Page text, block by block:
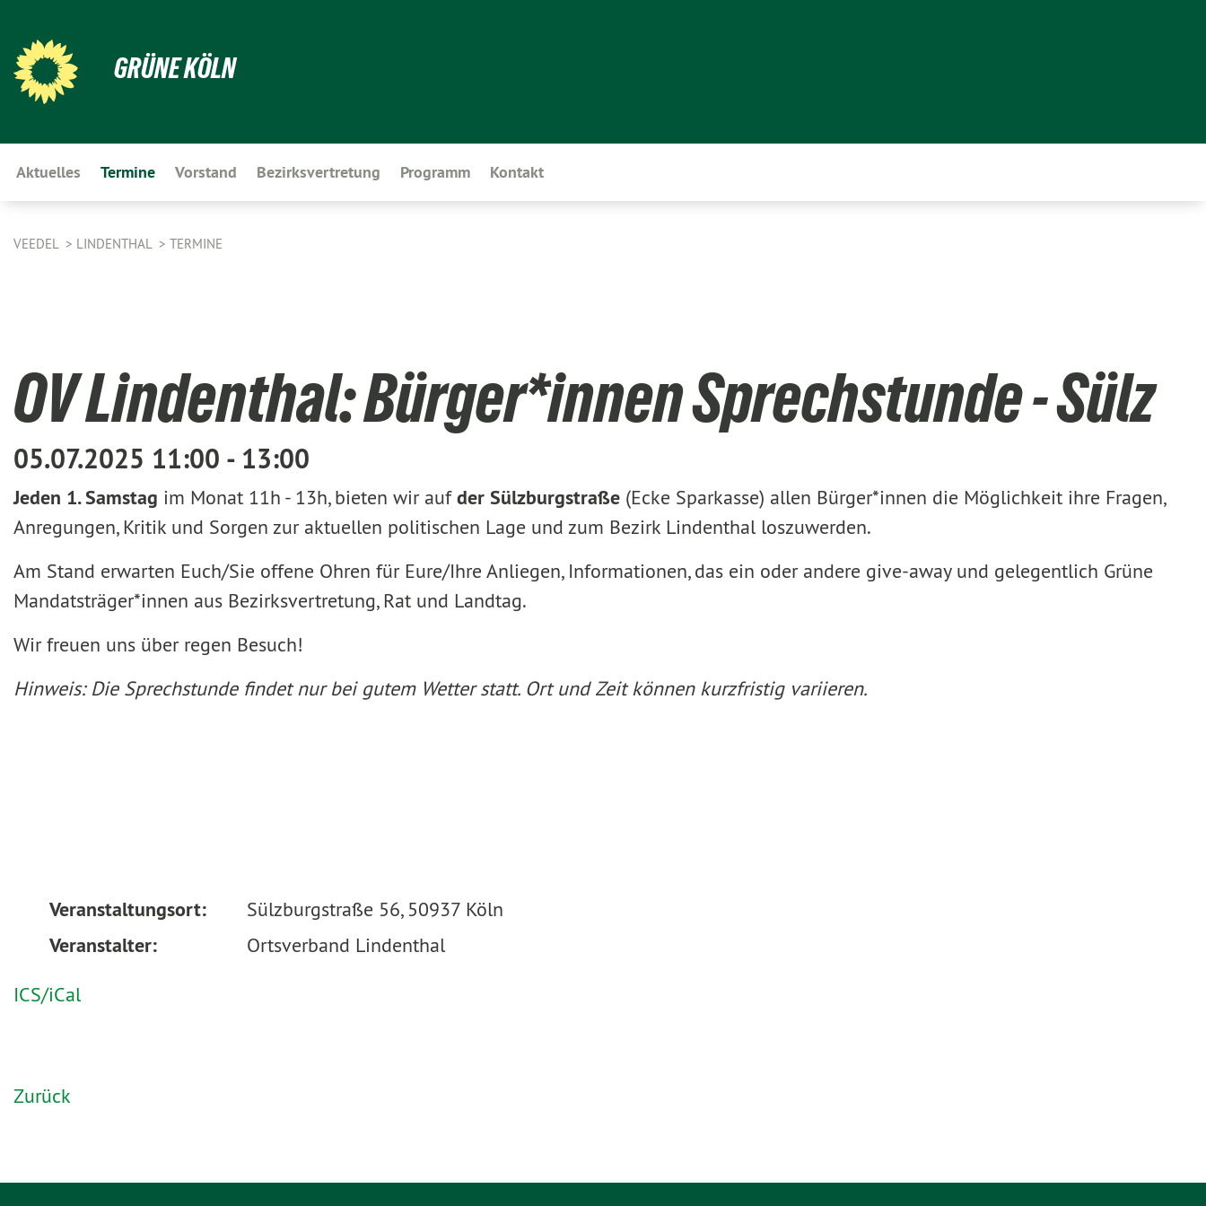
GRÜNE KÖLN
Aktuelles Termine Vorstand Bezirksvertretung Programm Kontakt
VEEDEL LINDENTHAL TERMINE
OV Lindenthal: Bürger*innen Sprechstunde - Sülz
05.07.2025 11:00 - 13:00
Jeden 1. Samstag im Monat 11h - 13h, bieten wir aufder Sülzburgstraße (Ecke Sparkasse) allen Bürger*innen die Möglichkeit ihre Fragen,
Anregungen, Kritik und Sorgen zur aktuellen politischen Lage und zum Bezirk Lindenthal loszuwerden.
Am Stand erwarten Euch/Sie offene Ohren für Eure/Ihre Anliegen, Informationen, das ein oder andere give-away und gelegentlich Grüne
Mandatsträger*innen aus Bezirksvertretung, Rat und Landtag.
Wir freuen uns über regen Besuch!
Hinweis: Die Sprechstunde findet nur bei gutem Wetter statt. Ort und Zeit können kurzfristig variieren.
Veranstaltungsort:
Sülzburgstraße 56, 50937 Köln
Veranstalter:
Ortsverband Lindenthal
ICS/iCal
Zurück